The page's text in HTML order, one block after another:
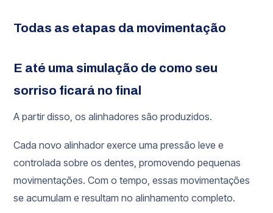
Todas as etapas da movimentação
E até uma simulação de como seu
sorriso ficará no final
A partir disso, os alinhadores são produzidos.
Cada novo alinhador exerce uma pressão leve e
controlada sobre os dentes, promovendo pequenas
movimentações. Com o tempo, essas movimentações
se acumulam e resultam no alinhamento completo.